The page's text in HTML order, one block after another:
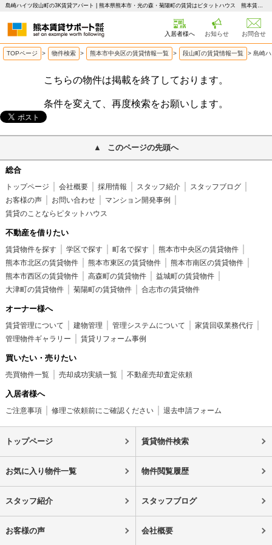
島崎ハイツ段山町の3K賃貸アパート | 熊本県熊本市・光の森・菊陽町の賃貸はピタットハウス 熊本賃貸サポート
入居者様へ お知らせ お問合せ
TOPページ > 物件検索 > 熊本市中央区の賃貸情報一覧 > 段山町の賃貸情報一覧 > 島崎
こちらの物件は掲載を終了しております。
条件を変えて、再度検索をお願いします。
このページの先頭へ
総合
トップページ 会社概要 採用情報 スタッフ紹介
スタッフブログ
お客様の声
お問い合わせ
マンション開発事例
賃貸のことならピタットハウス
不動産を借りたい
賃貸物件を探す 学区で探す 町名で探す
熊本市中央区の賃貸物件
熊本市北区の賃貸物件
熊本市東区の賃貸物件
熊本市南区の賃貸物件
熊本市西区の賃貸物件
高森町の賃貸物件
益城町の賃貸物件
大津町の賃貸物件
菊陽町の賃貸物件 合志市の賃貸物件
オーナー様へ
賃貸管理について 建物管理 管理システムについて
家賃回収業務代行
管理物件ギャラリー
賃貸リフォーム事例
買いたい・売りたい
売買物件一覧 売却成功実績一覧 不動産売却査定依頼
入居者様へ
ご注意事項 修理ご依頼前にご確認ください 退去申請フォーム
トップページ 賃貸物件検索
お気に入り物件一覧 物件閲覧履歴
スタッフ紹介 スタッフブログ
お客様の声 会社概要